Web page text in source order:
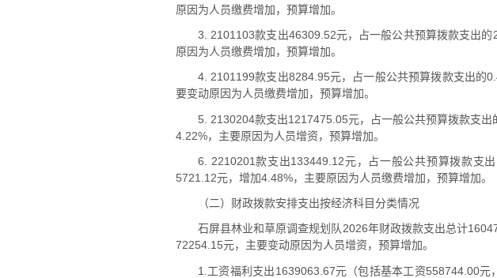
原因为人员缴费增加，预算增加。
3. 2101103款支出46309.52元，占一般公共预算拨款支出
原因为人员缴费增加，预算增加。
4. 2101199款支出8284.95元，占一般公共预算拨款支出的
要变动原因为人员缴费增加，预算增加。
5. 2130204款支出1217475.05元，占一般公共预算拨款支
4.22%，主要原因为人员增资，预算增加。
6. 2210201款支出133449.12元，占一般公共预算拨款支
5721.12元，增加4.48%，主要原因为人员缴费增加，预算增加。
（二）财政拨款安排支出按经济科目分类情况
石屏县林业和草原调查规划队2026年财政拨款支出总计
72254.15元，主要变动原因为人员增资，预算增加。
1.工资福利支出1639063.67元（包括基本工资558744.00